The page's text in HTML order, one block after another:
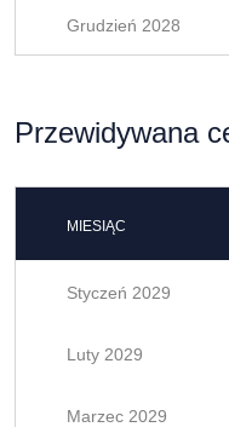
Grudzień 2028
Przewidywana
MIESIĄC
Styczeń 2029
Luty 2029
Marzec 2029